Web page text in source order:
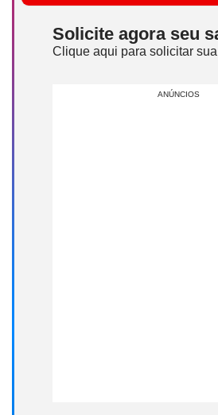
Solicite agora seu
Clique aqui para solicitar
ANÚNCIOS